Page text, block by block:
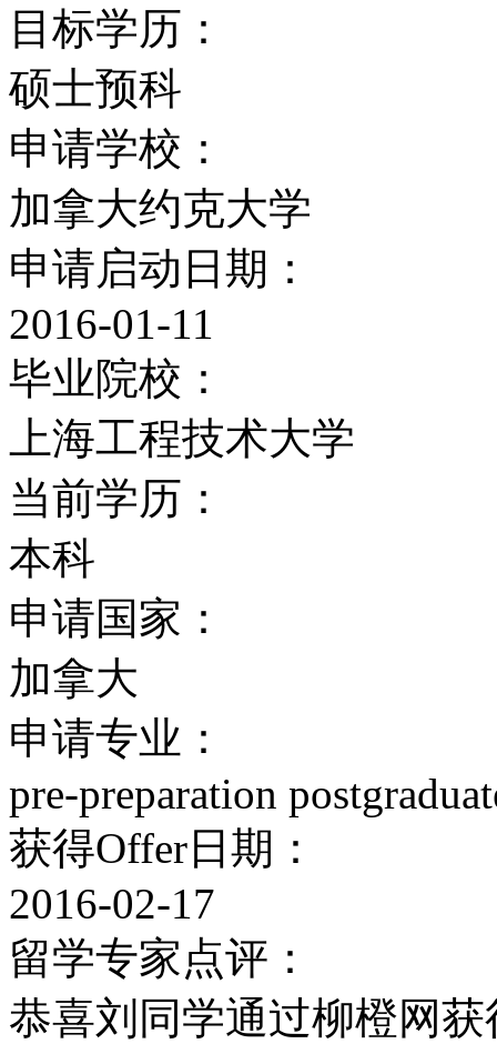
Schulich商学院的创新
了私人和商业捐助者。
Schulich向约克大学商
加拿大各大学有史以来
克大学商学院重新命名
著名的惠普公司（HP）
万加元的研究经费。
约克的Schulich商学院
国商学院的第一、二名
志的最新排名，
一位，全球第二十三位
真正拔尖的杰出学生，
法学院
成立于1889年，在1968
的法学教育有着一些重
是加拿大最大且历史最
学士及硕士学位课程，
目标学历：
硕士预科
申请学校：
加拿大约克大学
申请启动日期：
2016-01-11
毕业院校：
上海工程技术大学
当前学历：
本科
申请国家：
加拿大
申请专业：
pre-preparation
获得Offer日期：
2016-02-17
留学专家点评：
恭喜刘同学通过柳橙网